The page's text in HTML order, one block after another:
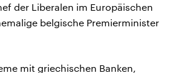
der Liberalen im Europäischen
belgische Premierminister
mit griechischen Banken,